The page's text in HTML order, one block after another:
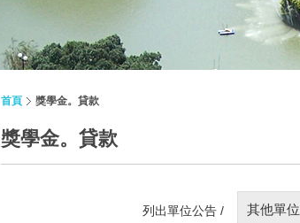
首頁 獎學金。貸款
獎學金。貸款
列出單位公告 / 其他單位